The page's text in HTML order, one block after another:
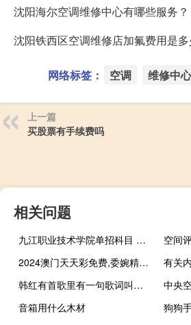
沈阳海尔空调维修中心有哪些服务？
沈阳铁西区空调维修店加氟费用是多
网络标签： 空调 维修中心
上一篇
买股票有手续费吗
相关问题
九江职业技术学院单招科目 九江职业技术学院分数线
2024澳门天天彩免费,委婉精选解释落实_Sims58.45.69
有关
韩红有首歌里有一句歌词叫我等到花儿也谢了 我等到花儿也谢了国语
中央
音箱用什么木材
狗狗